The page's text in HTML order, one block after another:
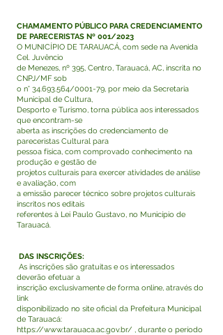
CHAMAMENTO PÚBLICO PARA CREDENCIAMENTO
DE PARECERISTAS Nº 001/2023
O MUNICÍPIO DE TARAUACÁ, com sede na Avenida
Cel. Juvêncio
de Menezes, nº 395, Centro, Tarauacá, AC, inscrita no
CNPJ/MF sob
o n° 34.693.564/0001-79, por meio da Secretaria
Municipal de Cultura,
Desporto e Turismo, torna pública aos interessados
que encontram-se
aberta as inscrições do credenciamento de
pareceristas Cultural para
pessoa física, com comprovado conhecimento na
produção e gestão de
projetos culturais para exercer atividades de análise
e avaliação, com
a emissão parecer técnico sobre projetos culturais
inscritos nos editais
referentes à Lei Paulo Gustavo, no Município de
Tarauacá.
DAS INSCRIÇÕES:
As inscrições são gratuitas e os interessados
deverão efetuar a
inscrição exclusivamente de forma online, através do
link
disponibilizado no site oficial da Prefeitura Municipal
de Tarauacá:
https://www.tarauaca.ac.gov.br/ , durante o período